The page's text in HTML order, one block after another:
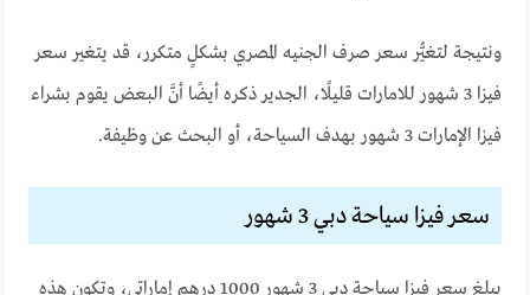
ونتيجة لتغيُّر سعر صرف الجنيه المصري بشكلٍ متكرر، قد يتغير سعر
فيزا 3 شهور للامارات قليلًا، الجدير ذكره أيضًا أنَّ البعض يقوم بشراء
فيزا الإمارات 3 شهور بهدف السياحة، أو البحث عن وظيفة.
سعر فيزا سياحة دبي 3 شهور
يبلغ سعر فيزا سياحة دبي 3 شهور 1000 درهم إماراتي، وتكون هذه